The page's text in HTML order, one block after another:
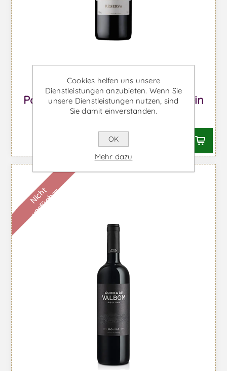
Porca de Murça Reserve - Rotwein
Ab €11,58 inkl. MwSt.
N
i
c
h
t
v
e
r
f
ü
g
b
a
r
Cookies helfen uns unsere
Dienstleistungen anzubieten. Wenn Sie
unsere Dienstleistungen nutzen, sind
Sie damit einverstanden.
OK
Mehr dazu